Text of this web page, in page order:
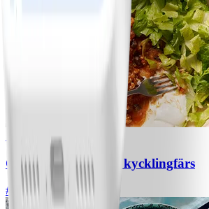
Chili con carne med kycklingfärs
# Lätt